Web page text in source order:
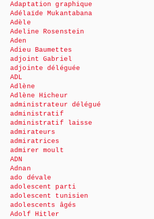
Adaptation graphique
Adélaïde Mukantabana
Adèle
Adeline Rosenstein
Aden
Adieu Baumettes
adjoint Gabriel
adjointe déléguée
ADL
Adlène
Adlène Hicheur
administrateur délégué
administratif
administratif laisse
admirateurs
admiratrices
admirer moult
ADN
Adnan
ado dévale
adolescent parti
adolescent tunisien
adolescents âgés
Adolf Hitler